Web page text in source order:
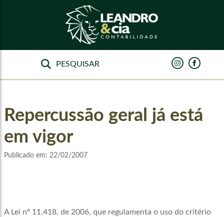
Repercussão geral já está
em vigor
Publicado em: 22/02/2007
A Lei nº 11.418, de 2006, que regulamenta o uso do critério